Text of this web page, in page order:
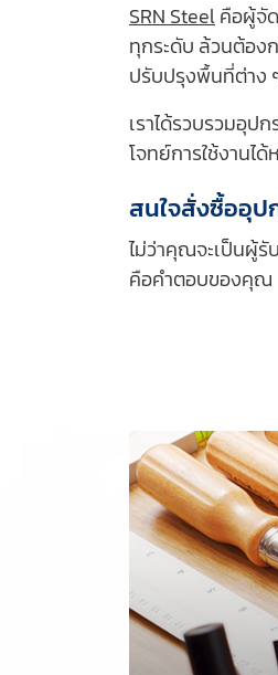
SRN Steelคือผู้จั
ทุกระดับ ล้วนต้อง
ปรับปรุงพื้นที่ต่าง
เราได้รวบรวมอุป
โจทย์การใช้งานไ
สนใจสั่งซื้ออุป
ไม่ว่าคุณจะเป็นผู้รั
คือคำตอบของคุณ